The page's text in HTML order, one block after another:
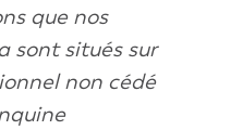
que nos
sont situés sur
non cédé